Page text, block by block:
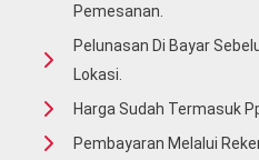
Pemesanan.
Pelunasan Di Bayar
Lokasi.
Harga Sudah Termasuk
Pembayaran Melalui